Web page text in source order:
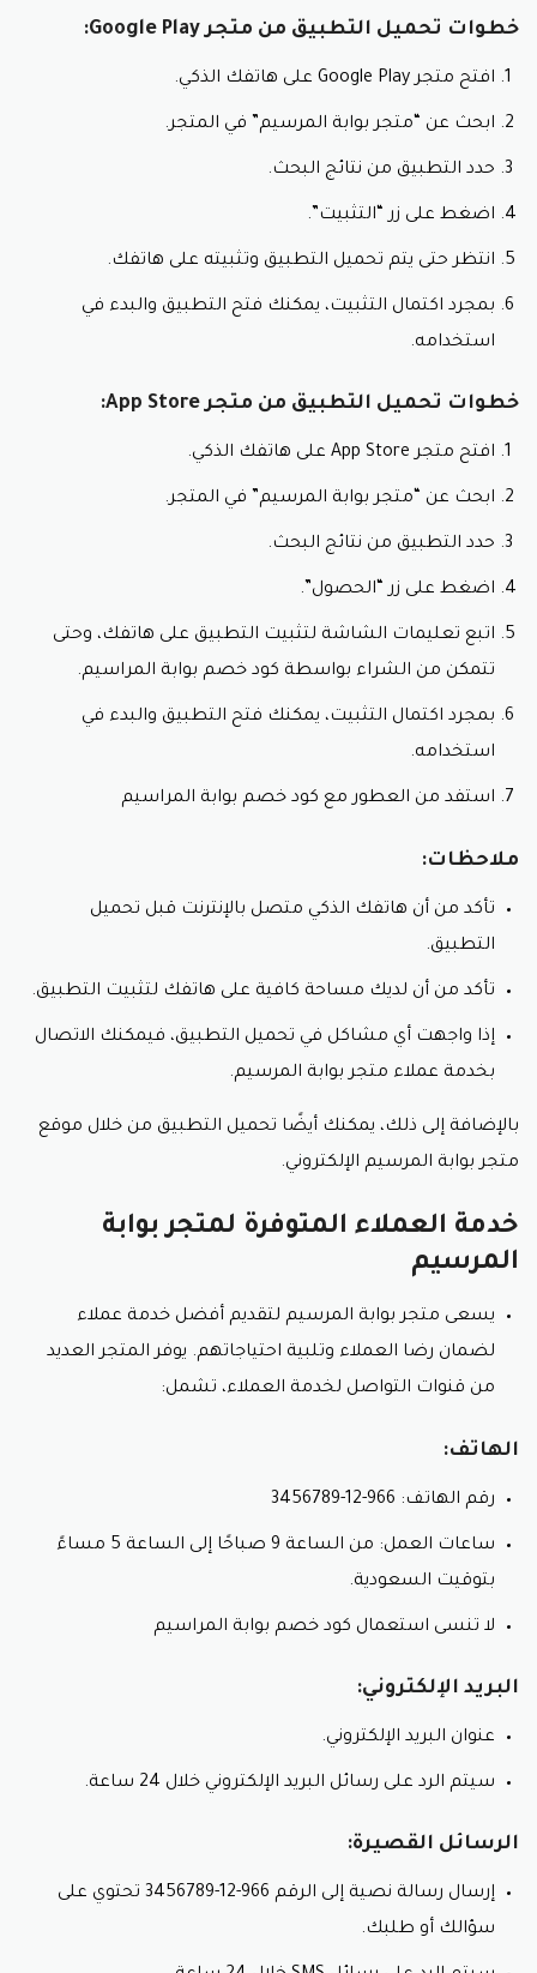
خطوات تحميل التطبيق من متجر Google Play:
افتح متجر Google Play على هاتفك الذكي.
ابحث عن “متجر بوابة المرسيم” في المتجر.
حدد التطبيق من نتائج البحث.
اضغط على زر “التثبيت”.
انتظر حتى يتم تحميل التطبيق وتثبيته على هاتفك.
بمجرد اكتمال التثبيت، يمكنك فتح التطبيق والبدء في
استخدامه.
خطوات تحميل التطبيق من متجر App Store:
افتح متجر App Store على هاتفك الذكي.
ابحث عن “متجر بوابة المرسيم” في المتجر.
حدد التطبيق من نتائج البحث.
اضغط على زر “الحصول”.
اتبع تعليمات الشاشة لتثبيت التطبيق على هاتفك، وحتى
تتمكن من الشراء بواسطة كود خصم بوابة المراسيم.
بمجرد اكتمال التثبيت، يمكنك فتح التطبيق والبدء في
استخدامه.
استفد من العطور مع كود خصم بوابة المراسيم
ملاحظات:
تأكد من أن هاتفك الذكي متصل بالإنترنت قبل تحميل
التطبيق.
تأكد من أن لديك مساحة كافية على هاتفك لتثبيت التطبيق.
إذا واجهت أي مشاكل في تحميل التطبيق، فيمكنك الاتصال
بخدمة عملاء متجر بوابة المرسيم.
بالإضافة إلى ذلك، يمكنك أيضًا تحميل التطبيق من خلال موقع
متجر بوابة المرسيم الإلكتروني.
خدمة العملاء المتوفرة لمتجر بوابة
المرسيم
يسعى متجر بوابة المرسيم لتقديم أفضل خدمة عملاء
لضمان رضا العملاء وتلبية احتياجاتهم. يوفر المتجر العديد
من قنوات التواصل لخدمة العملاء، تشمل:
الهاتف:
رقم الهاتف: 966-12-3456789
ساعات العمل: من الساعة 9 صباحًا إلى الساعة 5 مساءً
بتوقيت السعودية.
لا تنسى استعمال كود خصم بوابة المراسيم
البريد الإلكتروني:
عنوان البريد الإلكتروني.
سيتم الرد على رسائل البريد الإلكتروني خلال 24 ساعة.
الرسائل القصيرة:
إرسال رسالة نصية إلى الرقم 966-12-3456789 تحتوي على
سؤالك أو طلبك.